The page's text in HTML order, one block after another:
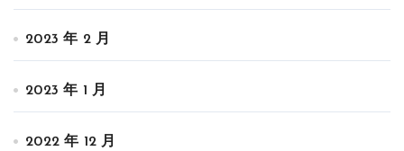
2023 年 2 月
2023 年 1 月
2022 年 12 月